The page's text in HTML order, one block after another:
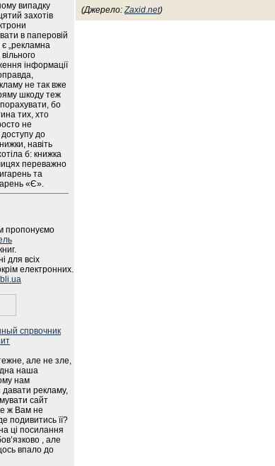
випадку
захотів
в паперовій
є „рекламна
вільного
інформації
не так вже
шкоду теж
бо
тих, хто
не
до
навіть
б: книжка
переважно
та
«Є».
пропонуємо
для всіх
електронних.
але не зле,
наша
нам
давати рекламу,
сайт
ж Вам не
подивитись її?
ці посилання
, але
впало до
(Джерело:Zaxid.net)